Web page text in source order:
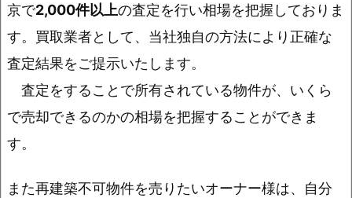
京で2,000件以上の査定を行い相場を把握しておりま
す。買取業者として、当社独自の方法により正確な
査定結果をご提示いたします。
査定をすることで所有されている物件が、いくら
で売却できるのかの相場を把握することができま
す。
また再建築不可物件を売りたいオーナー様は、自分